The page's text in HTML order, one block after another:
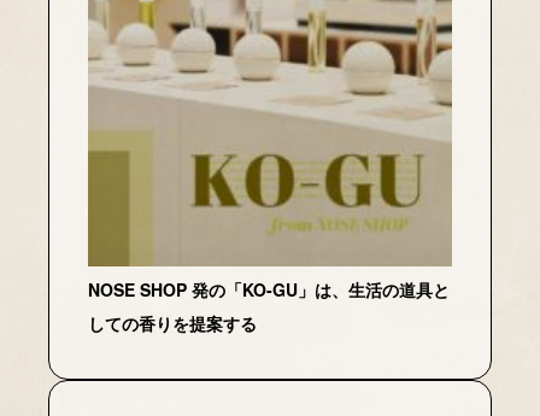
NOSE SHOP 発の「KO-GU」は、生活の道具と
しての香りを提案する